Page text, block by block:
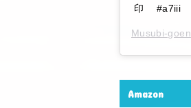
印 #a7iii
Musubi-goen
Amazon